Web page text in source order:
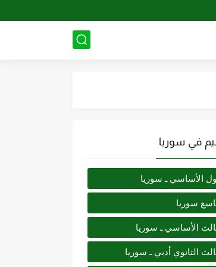
في سوريا
الأساسي ـ سوريا
سوريا
الأساسي ـ سوريا
الثانوي أدبي ـ سوريا